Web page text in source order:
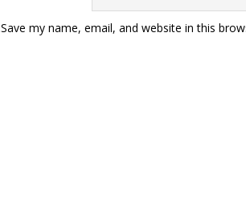
Save my name, email, and website in this